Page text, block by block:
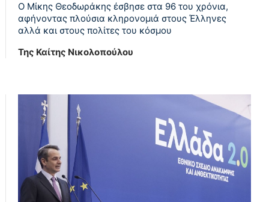
Ο Μίκης Θεοδωράκης έσβησε στα 96 του χρόνια,
αφήνοντας πλούσια κληρονομιά στους Έλληνες
αλλά και στους πολίτες του κόσμου
Της Καίτης Νικολοπούλου